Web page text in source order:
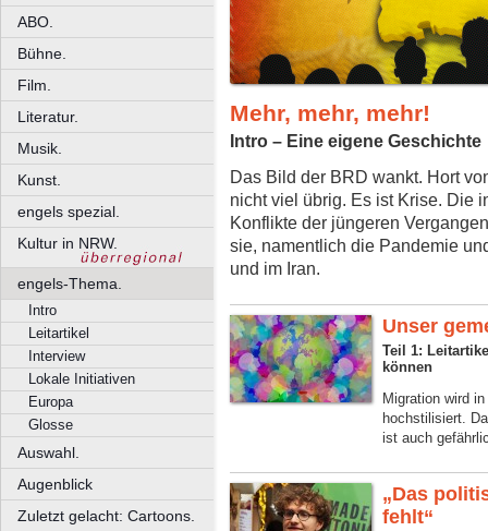
ABO.
Bühne.
Film.
Literatur.
Musik.
Kunst.
engels spezial.
Kultur in NRW.
engels-Thema.
Intro
Leitartikel
Interview
Lokale Initiativen
Europa
Glosse
Auswahl.
Augenblick
Zuletzt gelacht: Cartoons.
Mehr, mehr, mehr!
Intro – Eine eigene Geschichte
Das Bild der BRD wankt. Hort
nicht viel übrig. Es ist Krise. Die
Konflikte der jüngeren
sie, namentlich die Pandemie
und im Iran.
Unser
Teil 1:
können
Migration wird
hochstilisiert.
ist auch
„Das
fehlt“